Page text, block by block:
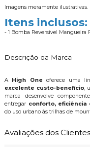
Imagens meramente ilustrativas.
Itens inclusos:
- 1 Bomba Reversível Mangueira
Descrição da Marca
A High One oferece uma
excelente custo-benefício,
marca desenvolve
entregar conforto, eficiência
do uso urbano às trilhas de
Avaliações dos Clientes